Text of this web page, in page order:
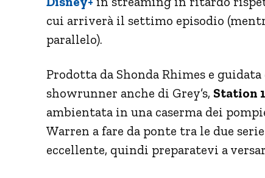
cui arriverà il settimo episodio
parallelo).
Prodotta da Shonda Rhimes e
showrunner anche di Grey’s, Station
ambientata in una caserma dei
Warren a fare da ponte tra le due
eccellente, quindi preparatevi a